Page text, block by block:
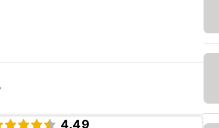
4.49